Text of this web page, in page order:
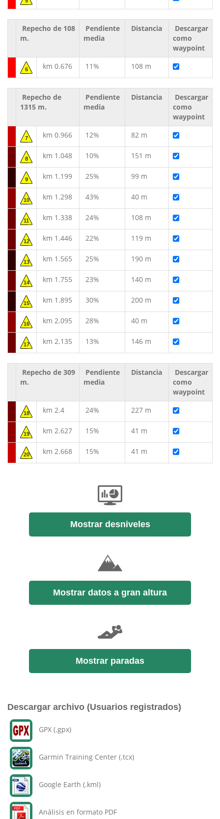
Repecho de 108
m.
Pendiente
media
Distancia
Descargar
como
waypoint
6 km 0.676 11% 108 m
Repecho de
1315 m.
Pendiente
media
Distancia
Descargar
como
waypoint
7 km 0.966 12% 82 m
8 km 1.048 10% 151 m
9 km 1.199 25% 99 m
10 km 1.298 43% 40 m
11 km 1.338 24% 108 m
12 km 1.446 22% 119 m
13 km 1.565 25% 190 m
14 km 1.755 23% 140 m
15 km 1.895 30% 200 m
16 km 2.095 28% 40 m
17 km 2.135 13% 146 m
Repecho de 309
m.
Pendiente
media
Distancia
Descargar
como
waypoint
18 km 2.4 24% 227 m
19 km 2.627 15% 41 m
20 km 2.668 15% 41 m
Mostrar desniveles
Mostrar datos a gran altura
Mostrar paradas
Descargar archivo (Usuarios registrados)
GPX (.gpx)
Garmin Training Center (.tcx)
Google Earth (.kml)
Análisis en formato PDF